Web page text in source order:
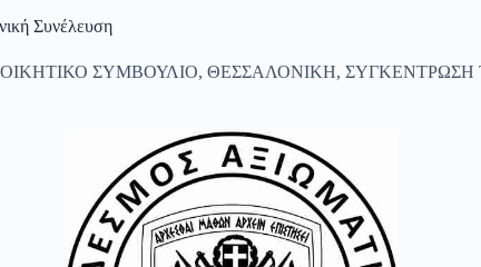
Συνέλευση
ΣΥΜΒΟΥΛΙΟ, ΘΕΣΣΑΛΟΝΙΚΗ, ΣΥΓΚΕΝΤΡΩΣΗ